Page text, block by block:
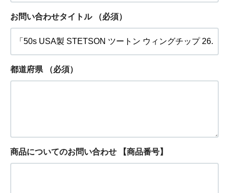
お問い合わせタイトル （必須）
都道府県 （必須）
商品についてのお問い合わせ 【商品番号】